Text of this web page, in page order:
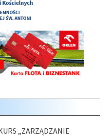
„ZARZĄDZANIE